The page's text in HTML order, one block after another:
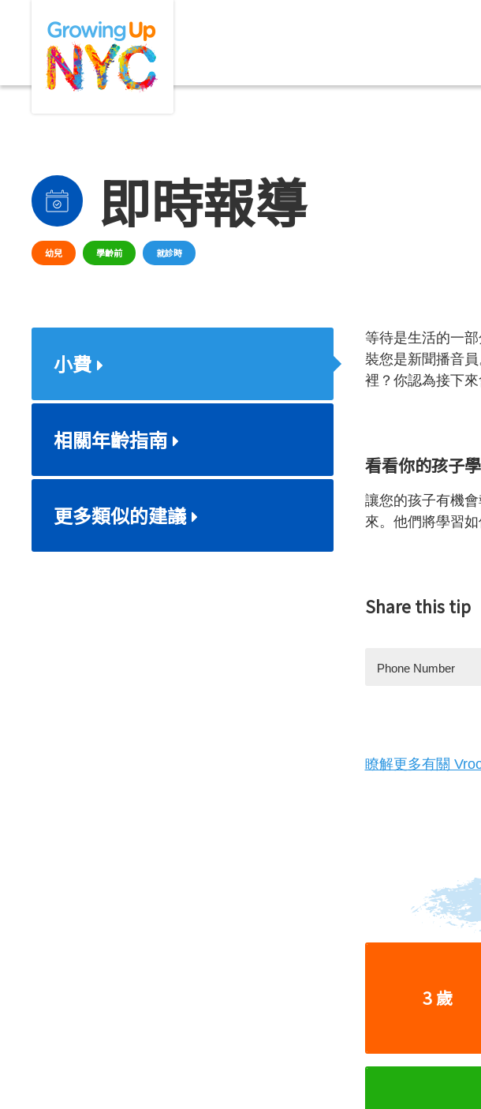
content
即時報導
幼兒 學齡前 就診時
小費
相關年齡指南
更多類似的建議
等待是生活的一
裝您是新聞播音
裡？你認為接下來
看看你的孩子
讓您的孩子有機
來。他們將學習
Share this tip
Phone Number
瞭解更多有關
3 歲